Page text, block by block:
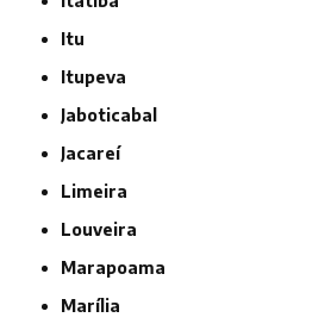
Itu
Itupeva
Jaboticabal
Jacareí
Limeira
Louveira
Marapoama
Marília